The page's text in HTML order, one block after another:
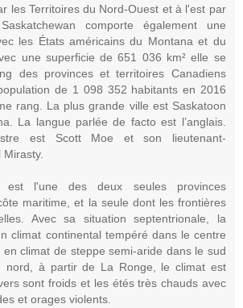
les Territoires du Nord-Ouest et à l'est par
comporte également une
les États américains du Montana et du
une superficie de 651 036 km² elle se
des provinces et territoires Canadiens
de 1 098 352 habitants en 2016
rang. La plus grande ville est Saskatoon
La langue parlée de facto est l’anglais.
est Scott Moe et son lieutenant-
est l'une des deux seules provinces
maritime, et la seule dont les frontières
Avec sa situation septentrionale, la
climat continental tempéré dans le centre
climat de steppe semi-aride dans le sud
nord, à partir de La Ronge, le climat est
sont froids et les étés très chauds avec
et orages violents.